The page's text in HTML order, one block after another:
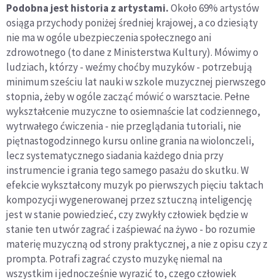
Podobna jest historia z artystami.Około 69% artystów
osiąga przychody poniżej średniej krajowej, a co dziesiąty
nie ma w ogóle ubezpieczenia społecznego ani
zdrowotnego (to dane z Ministerstwa Kultury). Mówimy o
ludziach, którzy - weźmy choćby muzyków - potrzebują
minimum sześciu lat nauki w szkole muzycznej pierwszego
stopnia, żeby w ogóle zacząć mówić o warsztacie. Pełne
wykształcenie muzyczne to osiemnaście lat codziennego,
wytrwałego ćwiczenia - nie przeglądania tutoriali, nie
piętnastogodzinnego kursu online grania na wiolonczeli,
lecz systematycznego siadania każdego dnia przy
instrumencie i grania tego samego pasażu do skutku. W
efekcie wykształcony muzyk po pierwszych pięciu taktach
kompozycji wygenerowanej przez sztuczną inteligencję
jest w stanie powiedzieć, czy zwykły człowiek będzie w
stanie ten utwór zagrać i zaśpiewać na żywo - bo rozumie
materię muzyczną od strony praktycznej, a nie z opisu czy z
prompta. Potrafi zagrać czysto muzykę niemal na
wszystkim i jednocześnie wyrazić to, czego człowiek